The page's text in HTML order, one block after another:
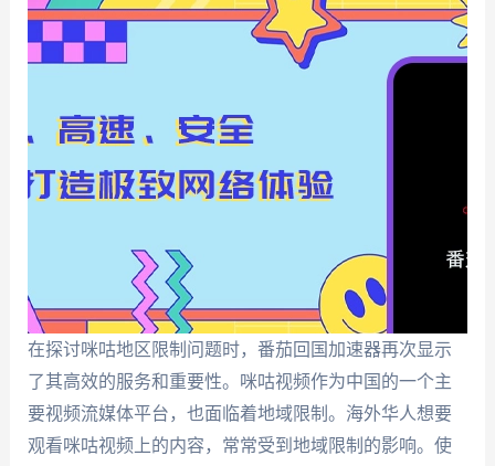
在探讨咪咕地区限制问题时，番茄回国加速器再次显示
了其高效的服务和重要性。咪咕视频作为中国的一个主
要视频流媒体平台，也面临着地域限制。海外华人想要
观看咪咕视频上的内容，常常受到地域限制的影响。使